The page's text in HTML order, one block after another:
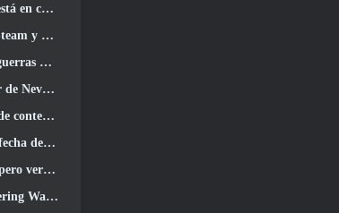
oficial
este año
3
Pero me equivoqué
grito de guerra
la segunda vez??
Game Fest
Lahai-Roi Mech